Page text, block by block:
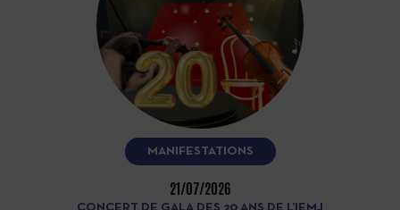
MANIFESTATIONS
21/07/2026